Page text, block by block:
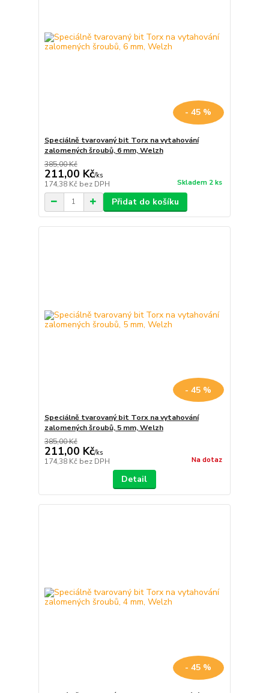
- 45 %
Speciálně tvarovaný bit Torx na vytahování
zalomených šroubů, 6 mm, Welzh
385,00 Kč
211,00 Kč/ks
174,38 Kč bez DPH Skladem 2 ks
Přidat do košíku
- 45 %
Speciálně tvarovaný bit Torx na vytahování
zalomených šroubů, 5 mm, Welzh
385,00 Kč
211,00 Kč/ks
174,38 Kč bez DPH Na dotaz
Detail
- 45 %